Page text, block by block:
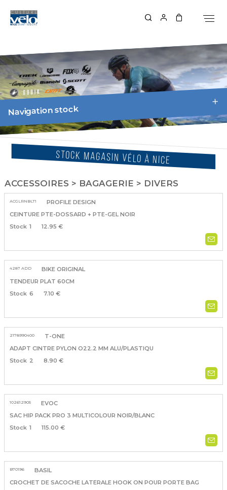
STOCK MAGASIN VÉLO À NICE
ACCESSOIRES > BAGAGERIE > DIVERS
ACGLRNBLT1
PROFILE DESIGN
CEINTURE PTE-DOSSARD + PTE-GEL NOIR
1
12.95 €
4287 ADD
BIKE ORIGINAL
TENDEUR PLAT 60CM
6
7.10 €
2178990400
T-ONE
ADAPT CINTRE PYLON O22.2 MM ALU/PLASTIQU
2
8.90 €
102612905
EVOC
SAC HIP PACK PRO 3 MULTICOLOUR NOIR/BLANC
1
115.00 €
B70196
BASIL
CROCHET DE SACOCHE LATERALE HOOK ON POUR PORTE BAG
Navigation stock